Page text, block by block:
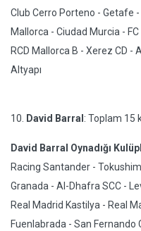
Club Cerro Porteno - Getafe
Mallorca - Ciudad Murcia -
RCD Mallorca B - Xerez CD -
Altyapı
10. David Barral : Toplam 15
David Barral Oynadığı
Racing Santander -
Granada - Al-Dhafra SCC -
Real Madrid Kastilya - Real
Fuenlabrada - San Fernando